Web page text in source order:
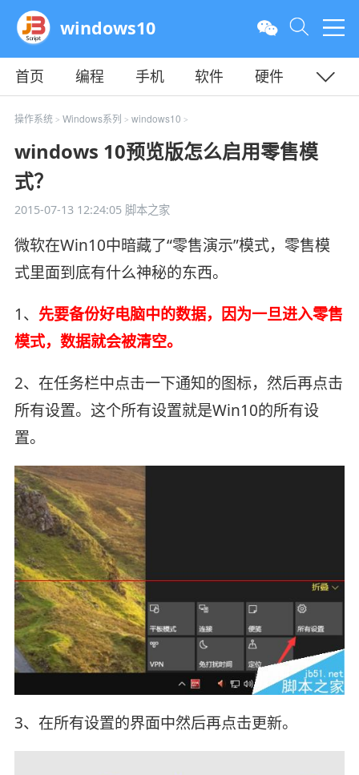
windows10
首页 编程 手机 软件
硬件
教程
平面 服务器
操作系统> Windows系列 > windows10 >
windows 10预览版怎么启用零售模
式？
2015-07-13 12:24:05脚本之家
微软在Win10中暗藏了“零售演示”模式，零售模
式里面到底有什么神秘的东西。
1、 先要备份好电脑中的数据，因为一旦进入零售
模式，数据就会被清空。
2、在任务栏中点击一下通知的图标，然后再点击
所有设置。这个所有设置就是Win10的所有设
置。
3、在所有设置的界面中然后再点击更新。